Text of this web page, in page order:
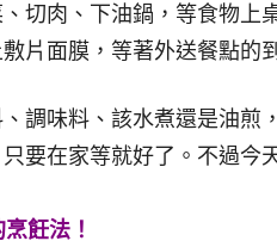
切肉、下油鍋，等食物上
片面膜，等著外送餐點的
調味料、該水煮還是油煎
要在家等就好了。不過今
飪法！